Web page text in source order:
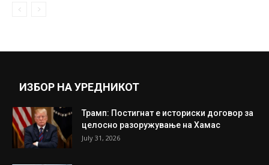
ИЗБОР НА УРЕДНИКОТ
Трамп: Постигнат е историски договор за
целосно разоружување на Хамас
July 31, 2026